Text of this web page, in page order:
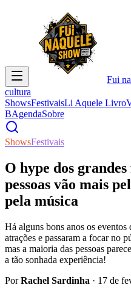
Fui
cultura
ShowsFestivaisLi Aquele Livro
BAgendaSobre
ShowsFestivais
O hype dos
pessoas vão mais
pela música
Há alguns bons anos os
atrações e passaram a focar no
mas a maioria das pessoas
a tão sonhada experiência!
PorRachel Sardinha · 17 de